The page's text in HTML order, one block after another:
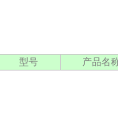
型号 产品名